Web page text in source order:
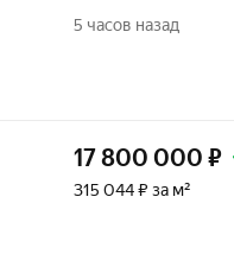
5 часов назад
17 800 000 ₽
315 044 ₽ за м²